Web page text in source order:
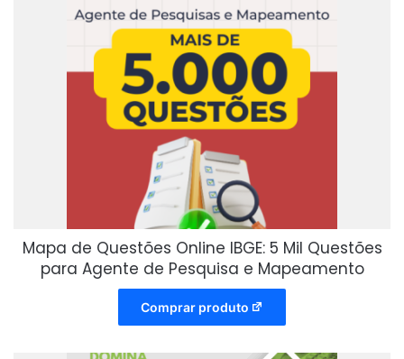
Mapa de Questões Online IBGE: 5 Mil Questões
para Agente de Pesquisa e Mapeamento
Comprar produto